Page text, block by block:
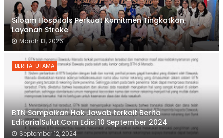
Siloam Hospitals Perkuat Komitmen Tingkatkan
Layanan Stroke
March 13, 2026
BERITA-UTAMA
BTN Sampaikan Hak Jawab terkait Berita
EditorialSulut.Com Edisi 10 September 2024
September 12, 2024